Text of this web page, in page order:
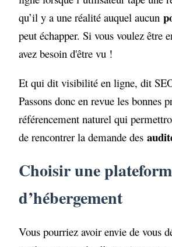
L’importance des données
pour le référencement de
audio
la visibilité en ligne de vos
Attirez une audience plus
YouTube
qu’il y a une réalité auquel aucun
peut échapper. Si vous voulez être
avez besoin d'être vu !
Et qui dit visibilité en ligne, dit
Passons donc en revue les bonnes
référencement naturel qui
de rencontrer la demande des
Choisir une
d’hébergement
Vous pourriez avoir envie de vous